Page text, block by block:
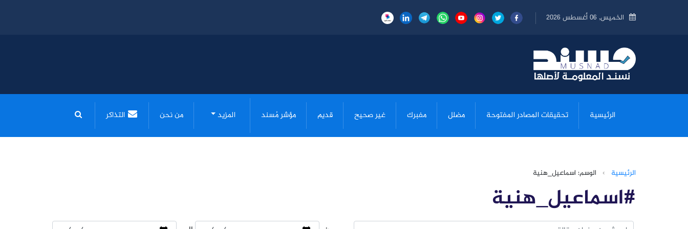
الخميس, 06 أغسطس 2026
الرئيسية تحقيقات المصادر المفتوحة مضلل مفبرك غير صحيح قديم مؤشر مُسند المزيد من نحن التذاكر
الرئيسية › الوسم: اسماعيل_هنية
#اسماعيل_هنية